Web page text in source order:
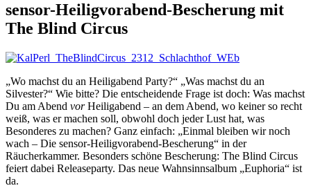
sensor-Heiligvorabend-Bescherung mit
The Blind Circus
„Wo machst du an Heiligabend Party?“ „Was machst du an
Silvester?“ Wie bitte? Die entscheidende Frage ist doch: Was machst
Du am Abend vorHeiligabend – an dem Abend, wo keiner so recht
weiß, was er machen soll, obwohl doch jeder Lust hat, was
Besonderes zu machen? Ganz einfach: „Einmal bleiben wir noch
wach – Die sensor-Heiligvorabend-Bescherung“ in der
Räucherkammer. Besonders schöne Bescherung: The Blind Circus
feiert dabei Releaseparty. Das neue Wahnsinnsalbum „Euphoria“ ist
da.